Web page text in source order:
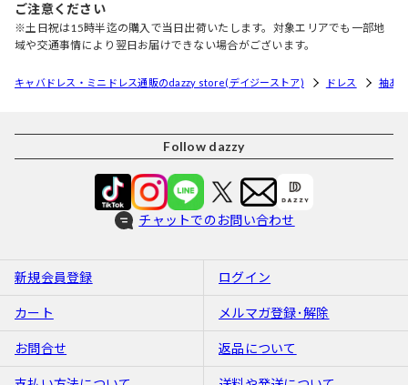
ご注意ください
※土日祝は15時半迄の購入で当日出荷いたします。対象エリアでも一部地
域や交通事情により翌日お届けできない場合がございます。
キャバドレス・ミニドレス通販のdazzy store(デイジーストア) ドレス 袖あ
Follow dazzy
チャットでのお問い合わせ
新規会員登録 ログイン
カート メルマガ登録･解除
お問合せ 返品について